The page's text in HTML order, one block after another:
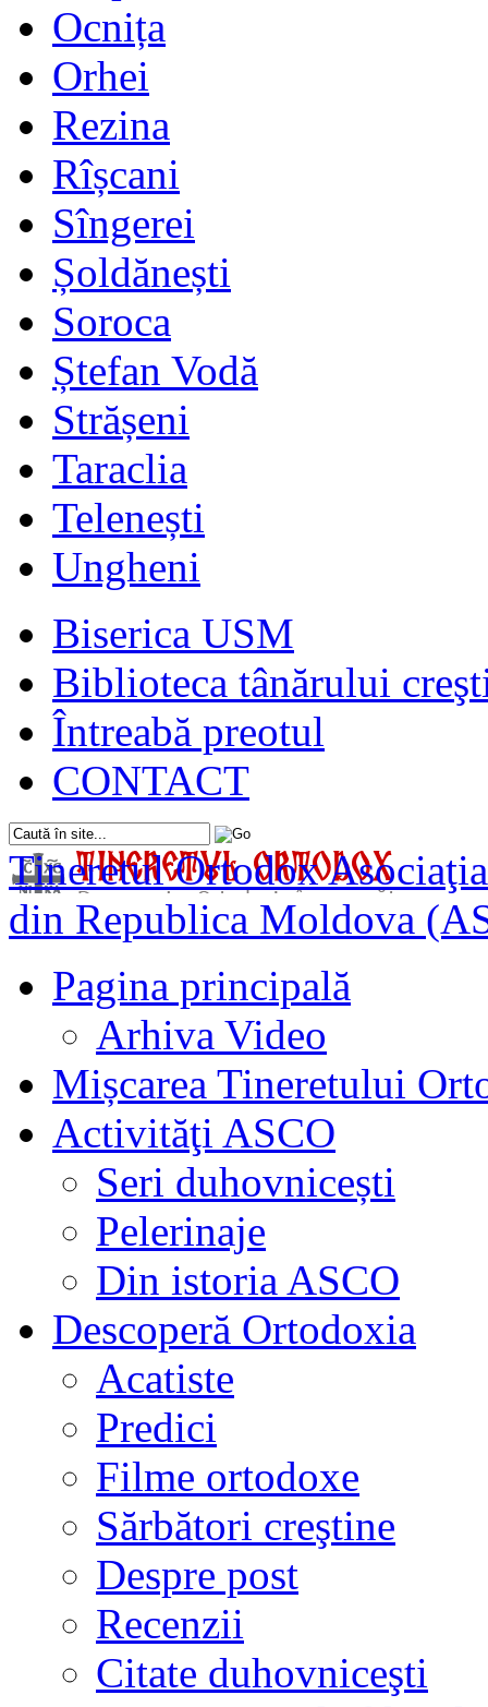
Ocnița
Orhei
Rezina
Rîșcani
Sîngerei
Șoldănești
Soroca
Ștefan Vodă
Strășeni
Taraclia
Telenești
Ungheni
Biserica USM
Biblioteca tânărului
Întreabă preotul
CONTACT
Tineretul Ortodox
din Republica Moldova
Pagina principală
Arhiva Video
Mișcarea Tineretului
Activităţi ASCO
Seri duhovnicești
Pelerinaje
Din istoria ASCO
Descoperă Ortodoxia
Acatiste
Predici
Filme ortodoxe
Sărbători creştine
Despre post
Recenzii
Citate duhovniceşti